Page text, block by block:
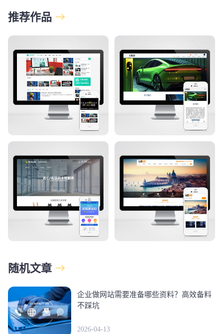
推荐作品
随机文章
企业做网站需要准备哪些资料？高效备料
不踩坑
2026-04-13